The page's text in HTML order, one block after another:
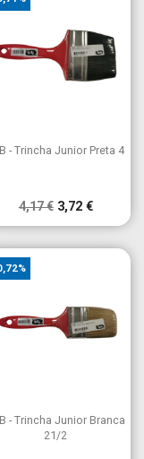
Vista rápida
- Trincha Junior Preta 4
4,17 € 3,72 €
Vista rápida
- Trincha Junior Branca
21/2